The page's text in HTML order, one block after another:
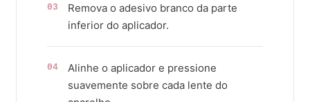
03
Remova o adesivo branco da parte
inferior do aplicador.
04
Alinhe o aplicador e pressione
suavemente sobre cada lente do